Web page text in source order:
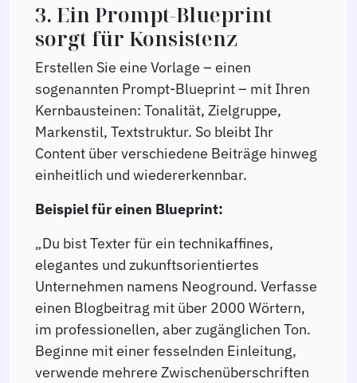
3. Ein Prompt-Blueprint
sorgt für Konsistenz
Erstellen Sie eine Vorlage – einen
sogenannten Prompt-Blueprint – mit Ihren
Kernbausteinen: Tonalität, Zielgruppe,
Markenstil, Textstruktur. So bleibt Ihr
Content über verschiedene Beiträge hinweg
einheitlich und wiedererkennbar.
Beispiel für einen Blueprint:
„Du bist Texter für ein technikaffines,
elegantes und zukunftsorientiertes
Unternehmen namens Neoground. Verfasse
einen Blogbeitrag mit über 2000 Wörtern,
im professionellen, aber zugänglichen Ton.
Beginne mit einer fesselnden Einleitung,
verwende mehrere Zwischenüberschriften